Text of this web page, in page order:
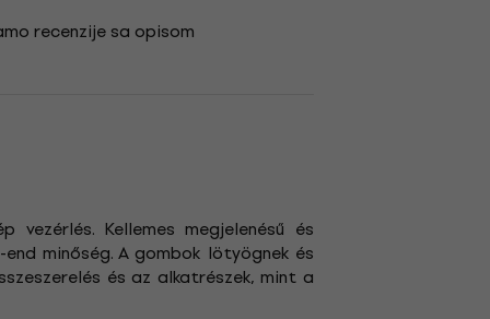
recenzije sa opisom
Kellemes megjelenésű és
minőség. A gombok lötyögnek és
és az alkatrészek, mint a